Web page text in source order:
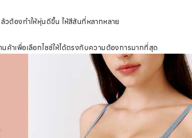
ต้องทำให้หุ่นดีขึ้น ให้สีสันที่หลากหลาย
าเพื่อเลือกไซซ์ให้ได้ตรงกับความต้องการมากที่สุด